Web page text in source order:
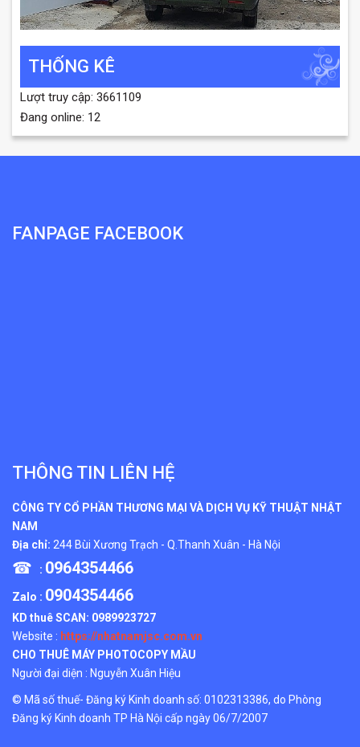
THỐNG KÊ
Lượt truy cập: 3661109
Đang online: 12
FANPAGE FACEBOOK
THÔNG TIN LIÊN HỆ
CÔNG TY CỔ PHẦN THƯƠNG MẠI VÀ DỊCH VỤ KỸ THUẬT NHẬT
NAM
Địa chỉ: 244 Bùi Xương Trạch - Q.Thanh Xuân - Hà Nội
☎ : 0964354466
Zalo : 0904354466
KD thuê SCAN: 0989923727
Website : https://nhatnamjsc.com.vn
CHO THUÊ MÁY PHOTOCOPY MẦU
Người đại diện : Nguyễn Xuân Hiệu
© Mã số thuế- Đăng ký Kinh doanh số: 0102313386, do Phòng
Đăng ký Kinh doanh TP Hà Nội cấp ngày 06/7/2007